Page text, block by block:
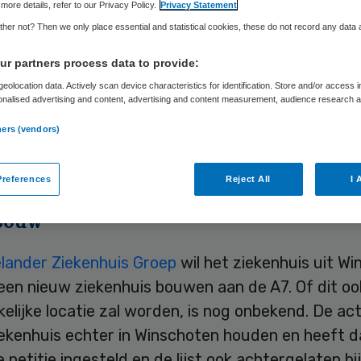
Winschoten heeft 9.000 handtekeningen
Noord.
Ziekenhuis Groep wil het ziekenhuis uit
nieuw ziekenhuis bouwen aan de A7. Of dit
locatie zal worden, is nog onbekend. De
echter in Winschoten houden en heeft
details, refer to our Privacy Policy. Privacy Statement
not? Then we only place essential and statistical cookies, these do not record any data
partners process data to provide:
data. Actively scan device characteristics for identification. Store and/or access
advertising and content, advertising and content measurement, audience research
(vendors)
Reject All I